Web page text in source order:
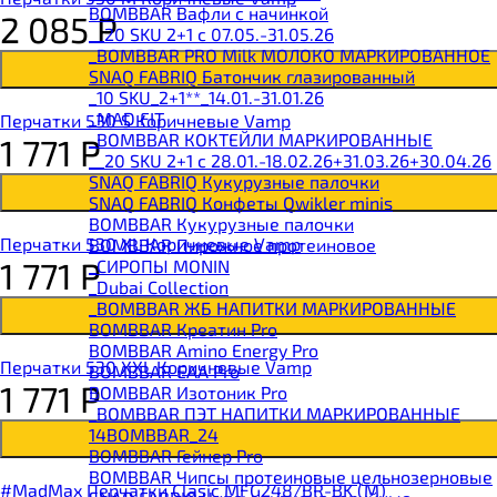
BOMBBAR Вафли с начинкой
__20 SKU 2+1 с 07.05.-31.05.26
_BOMBBAR PRO Milk МОЛОКО МАРКИРОВАННОЕ
SNAQ FABRIQ Батончик глазированный
_10 SKU_2+1**_14.01.-31.01.26
_MAD FIT
_BOMBBAR КОКТЕЙЛИ МАРКИРОВАННЫЕ
__20 SKU 2+1 с 28.01.-18.02.26+31.03.26+30.04.26
SNAQ FABRIQ Кукурузные палочки
SNAQ FABRIQ Конфеты Qwikler minis
BOMBBAR Кукурузные палочки
BOMBBAR Пирожное протеиновое
_CИРОПЫ MONIN
_Dubai Collection
_BOMBBAR ЖБ НАПИТКИ МАРКИРОВАННЫЕ
BOMBBAR Креатин Pro
BOMBBAR Amino Energy Pro
BOMBBAR EAA Pro
BOMBBAR Изотоник Pro
_BOMBBAR ПЭТ НАПИТКИ МАРКИРОВАННЫЕ
14BOMBBAR_24
BOMBBAR Гейнер Pro
BOMBBAR Чипсы протеиновые цельнозерновые
2 085Р
Перчатки 530 S Коричневые Vamp
1 771 Р
Перчатки 530 XL Коричневые Vamp
1 771 Р
Перчатки 530 XXL Коричневые Vamp
1 771 Р
#MadMax Перчатки Clasic MFG248/BR-BK (M)